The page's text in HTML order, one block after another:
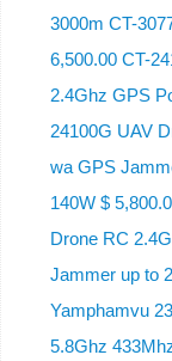
3000m CT-
6,500.00 CT-
2.4Ghz GPS
24100G UAV
wa GPS
140W $
Drone RC
Jammer up to
Yamphamvu
5.8Ghz